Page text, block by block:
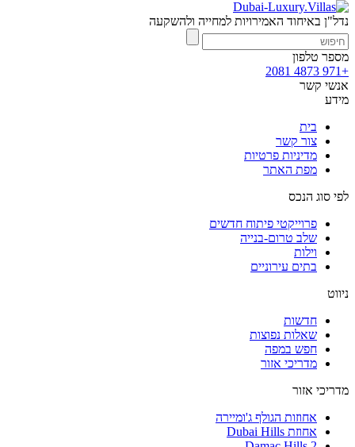
נדל"ן באיחוד האמירויות למחייה ולהשקעה
מספר טלפון
+971 4873 2081
אנשי קשר
מידע
בית
צור קשר
מדיניות פרטיות
מפת האתר
לפי סוג הנכס
פרוייקטי פיתוח חדשים
שלב טרום-בנייה
וילות
בתים עירוניים
ניווט
חדשות
שאלות נפוצות
חפש במפה
מדריכי אזור
מדריכי אזור
אחוזות הגולף ג'ומיירה
אחוזת Dubai Hills